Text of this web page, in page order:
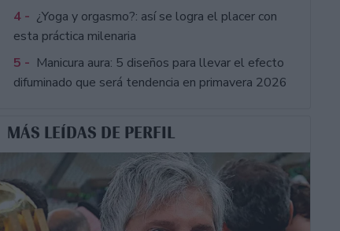
4 - ¿Yoga y orgasmo?: así se logra el placer con
esta práctica milenaria
5 - Manicura aura: 5 diseños para llevar el efecto
difuminado que será tendencia en primavera 2026
MÁS LEÍDAS DE PERFIL